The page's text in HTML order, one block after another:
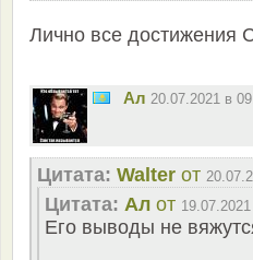
Лично все достижения
Ал 20.07.2021 в
Цитата: Walter от
Цитата: Ал от
Его выводы не